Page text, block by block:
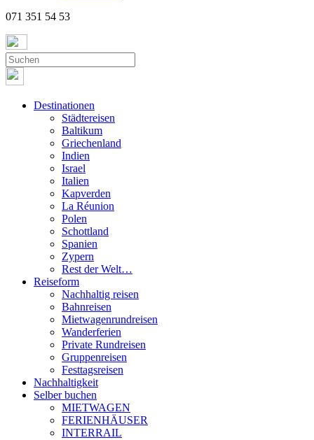
071 351 54 53
Destinationen
Städtereisen
Baltikum
Griechenland
Indien
Israel
Italien
Kapverden
La Réunion
Polen
Schottland
Spanien
Zypern
Rest der Welt…
Reiseform
Nachhaltig reisen
Bahnreisen
Mietwagenrundreisen
Wanderferien
Private Rundreisen
Gruppenreisen
Festtagsreisen
Nachhaltigkeit
Selber buchen
MIETWAGEN
FERIENHÄUSER
INTERRAIL